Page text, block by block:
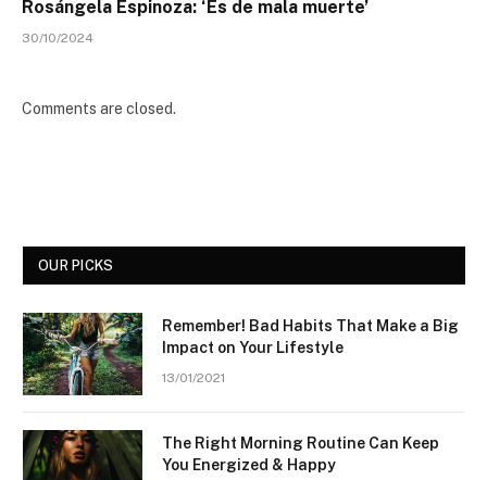
Rosángela Espinoza: ‘Es de mala muerte’
30/10/2024
Comments are closed.
OUR PICKS
Remember! Bad Habits That Make a Big
Impact on Your Lifestyle
13/01/2021
The Right Morning Routine Can Keep
You Energized & Happy